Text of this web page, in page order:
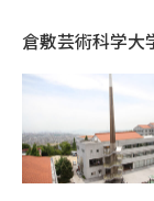
倉敷芸術科学大